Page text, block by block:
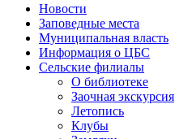
Новости
Заповедные места
Муниципальная власть
Информация о ЦБС
Сельские филиалы
О библиотеке
Заочная экскурсия
Летопись
Клубы